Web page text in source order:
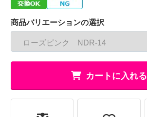
商品バリエーションの選択
カートに入れる